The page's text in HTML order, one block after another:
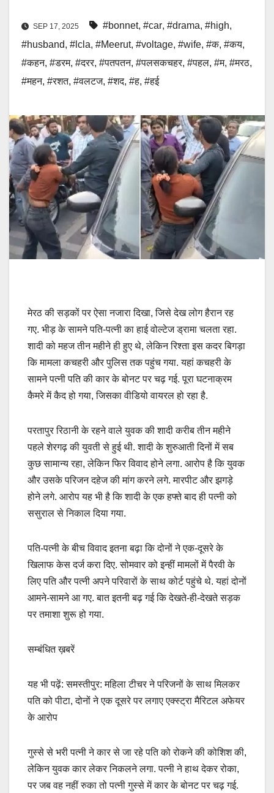
SEP 17, 2025 #bonnet, #car, #drama, #high,
#husband, #lcla, #Meerut, #voltage, #wife, #क, #कय,
#कहन, #डरम, #दरर, #पतपतन, #पलसकचहर, #पहल, #म, #मरठ,
#महन, #रशत, #वलटज, #शद, #ह, #हई
मेरठ की सड़कों पर ऐसा नजारा दिखा, जिसे देख लोग हैरान रह
गए. भीड़ के सामने पति-पत्नी का हाई वोल्टेज ड्रामा चलता रहा.
शादी को महज तीन महीने ही हुए थे, लेकिन रिश्ता इस कदर बिगड़ा
कि मामला कचहरी और पुलिस तक पहुंच गया. यहां कचहरी के
सामने पत्नी पति की कार के बोनट पर चढ़ गई. पूरा घटनाक्रम
कैमरे में कैद हो गया, जिसका वीडियो वायरल हो रहा है.
परतापुर रिठानी के रहने वाले युवक की शादी करीब तीन महीने
पहले शेरगढ़ की युवती से हुई थी. शादी के शुरुआती दिनों में सब
कुछ सामान्य रहा, लेकिन फिर विवाद होने लगा. आरोप है कि युवक
और उसके परिजन दहेज की मांग करने लगे. मारपीट और झगड़े
होने लगे. आरोप यह भी है कि शादी के एक हफ्ते बाद ही पत्नी को
ससुराल से निकाल दिया गया.
पति-पत्नी के बीच विवाद इतना बढ़ा कि दोनों ने एक-दूसरे के
खिलाफ केस दर्ज करा दिए. सोमवार को इन्हीं मामलों में पैरवी के
लिए पति और पत्नी अपने परिवारों के साथ कोर्ट पहुंचे थे. यहां दोनों
आमने-सामने आ गए. बात इतनी बढ़ गई कि देखते-ही-देखते सड़क
पर तमाशा शुरू हो गया.
सम्बंधित ख़बरें
यह भी पढ़ें: समस्तीपुर: महिला टीचर ने परिजनों के साथ मिलकर
पति को पीटा, दोनों ने एक दूसरे पर लगाए एक्स्ट्रा मैरिटल अफेयर
के आरोप
गुस्से से भरी पत्नी ने कार से जा रहे पति को रोकने की कोशिश की,
लेकिन युवक कार लेकर निकलने लगा. पत्नी ने हाथ देकर रोका,
पर जब वह नहीं रुका तो पत्नी गुस्से में कार के बोनट पर चढ़ गई.